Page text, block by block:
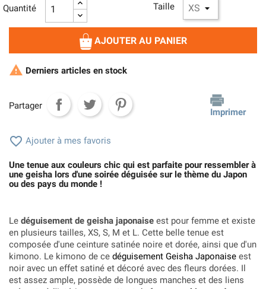
Taille
Quantité
AJOUTER AU PANIER
 Derniers articles en stock
Partager
Imprimer
 Ajouter à mes favoris
Une tenue aux couleurs chic qui est parfaite pour ressembler à
une geisha lors d'une soirée déguisée sur le thème du Japon
ou des pays du monde !
Le déguisement de geisha japonaise est pour femme et existe
en plusieurs tailles, XS, S, M et L. Cette belle tenue est
composée d'une ceinture satinée noire et dorée, ainsi que d'un
kimono. Le kimono de ce déguisement Geisha Japonaise est
noir avec un effet satiné et décoré avec des fleurs dorées. Il
est assez ample, possède de longues manches et des liens